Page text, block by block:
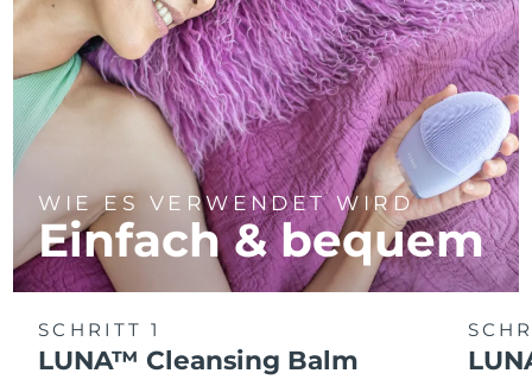
WIE ES VERWENDET WIRD
Einfach & bequem
SCHRITT 1
LUNA™ Cleansing Balm